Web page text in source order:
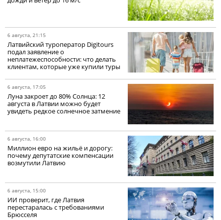
6 августа, 21:15
Латвийский туроператор Digitours
подал заявление о
неплатежеспособности: что делать
клиентам, которые уже купили туры
6 августа, 17:05
Луна закроет до 80% Солнца: 12
августа в Латвии можно будет
увидеть редкое солнечное затмение
6 августа, 16:00
Миллион евро на жильё и дорогу:
почему депутатские компенсации
возмутили Латвию
6 августа, 15:00
ИИ проверит, где Латвия
перестаралась с требованиями
Брюсселя